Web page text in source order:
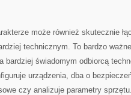
może również skutecznie
technicznym. To bardzo
bardziej świadomym odbiorcą
urządzenia, dba o
czy analizuje parametry